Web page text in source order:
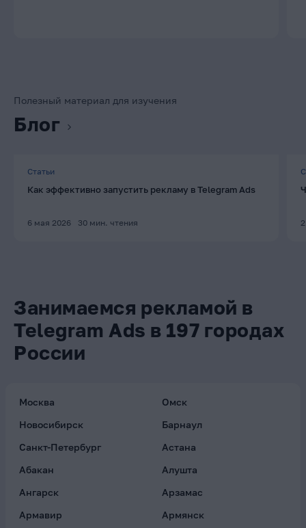
Полезный материал для изучения
Блог
Статьи
Как эффективно запустить рекламу в Telegram Ads
6 мая 2026 30 мин. чтения
Занимаемся рекламой в
Telegram Ads в 197 городах
России
Москва
Омск
Новосибирск
Барнаул
Санкт-Петербург
Астана
Абакан
Алушта
Ангарск
Арзамас
Армавир
Армянск